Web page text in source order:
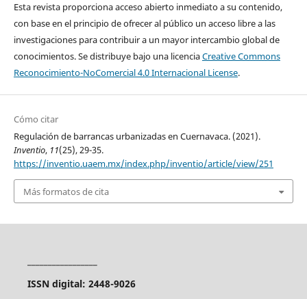
Esta revista proporciona acceso abierto inmediato a su contenido,
con base en el principio de ofrecer al público un acceso libre a las
investigaciones para contribuir a un mayor intercambio global de
conocimientos. Se distribuye bajo una licenciaCreative Commons
Reconocimiento-NoComercial 4.0 Internacional License.
Cómo citar
Regulación de barrancas urbanizadas en Cuernavaca. (2021).
Inventio, 11(25), 29-35.
https://inventio.uaem.mx/index.php/inventio/article/view/251
Más formatos de cita
ISSN digital: 2448-9026